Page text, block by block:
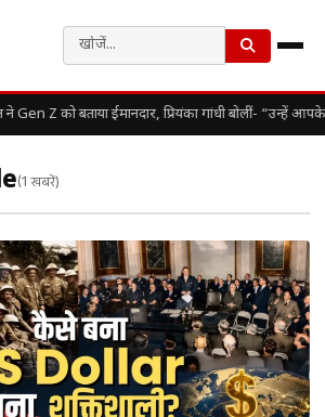
ने Gen Z को बताया ईमानदार, प्रियंका गांधी बोलीं- “उन्हें
(1 खबरें)